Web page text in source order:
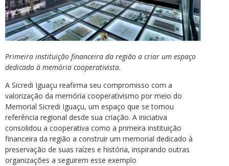
Primeira instituição financeira da região a criar um espaço
dedicado à memória cooperativista.
A Sicredi Iguaçu reafirma seu compromisso com a
valorização da memória cooperativismo por meio do
Memorial Sicredi Iguaçu, um espaço que se tornou
referência regional desde sua criação. A iniciativa
consolidou a cooperativa como a primeira instituição
financeira da região a construir um memorial dedicado à
preservação de suas raízes e história, inspirando outras
organizações a seguirem esse exemplo